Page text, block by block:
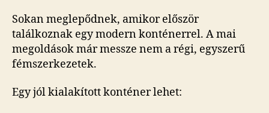
Sokan meglepődnek, amikor először
találkoznak egy modern konténerrel. A mai
megoldások már messze nem a régi, egyszerű
fémszerkezetek.
Egy jól kialakított konténer lehet: